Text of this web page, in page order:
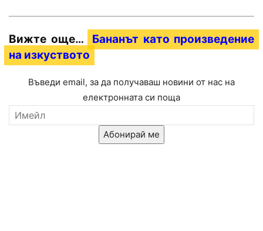
Вижте още…
Бананът като произведение
на изкуството
Въведи email, за да получаваш новини от нас на
електронната си поща
Абонирай ме